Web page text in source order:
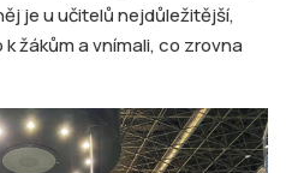
je u učitelů nejdůležitější,
žákům a vnímali, co zrovna